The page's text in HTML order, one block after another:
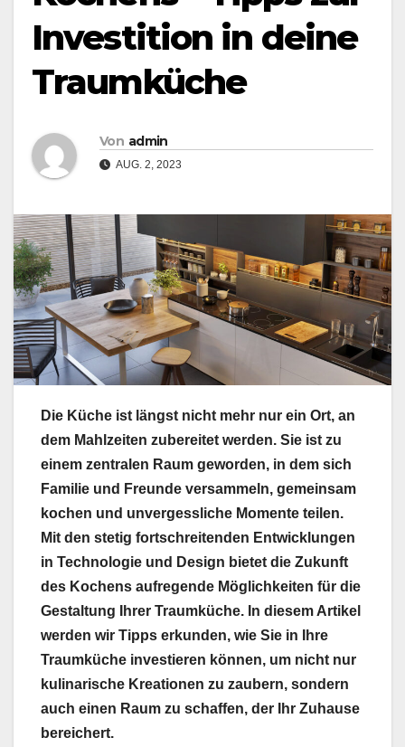
Investition in deine
Traumküche
Von admin
AUG. 2, 2023
Die Küche ist längst nicht mehr nur ein Ort, an
dem Mahlzeiten zubereitet werden. Sie ist zu
einem zentralen Raum geworden, in dem sich
Familie und Freunde versammeln, gemeinsam
kochen und unvergessliche Momente teilen.
Mit den stetig fortschreitenden Entwicklungen
in Technologie und Design bietet die Zukunft
des Kochens aufregende Möglichkeiten für die
Gestaltung Ihrer Traumküche. In diesem Artikel
werden wir Tipps erkunden, wie Sie in Ihre
Traumküche investieren können, um nicht nur
kulinarische Kreationen zu zaubern, sondern
auch einen Raum zu schaffen, der Ihr Zuhause
bereichert.